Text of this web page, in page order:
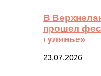
В
прошел
гулянье»
23.07.2026